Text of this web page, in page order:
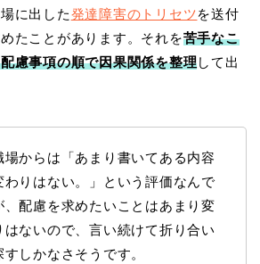
に出した発達障害のトリセツを送付
たことがあります。それを苦手なこ
慮事項の順で因果関係を整理して出
からは「あまり書いてある内容
わりはない。」という評価なんで
、配慮を求めたいことはあまり変
はないので、言い続けて折り合い
すしかなさそうです。